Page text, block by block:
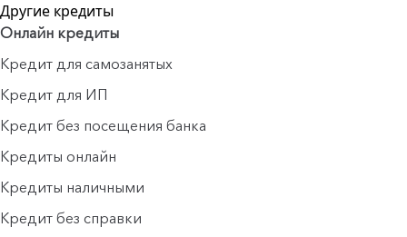
Другие кредиты
Онлайн кредиты
Кредит для самозанятых
Кредит для ИП
Кредит без посещения банка
Кредиты онлайн
Кредиты наличными
Кредит без справки